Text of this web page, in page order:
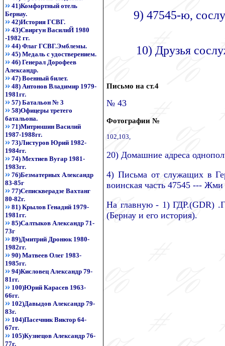
41)Комфортный отель
Бернау.
42)История ГСВГ.
43)Свиргун ВасилиЙ 1980
-1982 гг.
44) Флаг ГСВГ.Эмблемы.
45) Медаль с удостверением.
46) Генерал Дорофеев
Александр.
47) Военный билет.
48) Антонов Владимир 1979-
1981гг.
57) Батальон № 3
58)Офицеры третего
батальона.
71)Митрюшин Василий
1987-1988гг.
73)Листуров Юрий 1982-
1984гг.
74) Мехтиев Вугар 1981-
1983гг.
76)Безматерных Александр
83-85г
77)Сепискверадзе Вахтанг
80-82г.
81) Крылов Генадий 1979-
1981гг.
85)Салтыков Александр 71-
73г
89)Дмитрий Дронюк 1980-
1982гг.
90) Матвеев Олег 1983-
1985гг.
94)Кисловец Александр 79-
81гг.
100)Юрий Карасев 1963-
66гг.
102)Давыдов Александр 79-
83г.
104)Пасечник Виктор 64-
67гг.
105)Кузнецов Александр 76-
77г.
9) 47545-ю,
10) Друзья
Письмо на ст.4
№ 43
Фотографии №
102,103,
20) Домашние адреса
4) Письма от служащих в
воинская часть 47545 --- Жми
На главную - 1) ГДР.(GDR)
(Бернау и его история).